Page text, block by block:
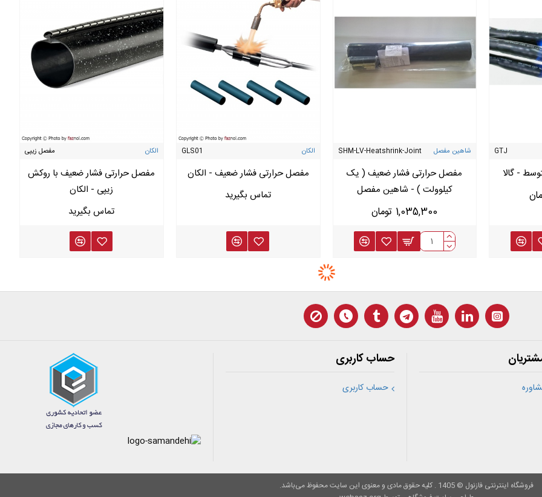
یک مفصل کابل باید به موارد زیر دقت کرد:
سرد، فشاری، رزینی، تبدیلی، روغنی )
فشارضعیف، فشارمتوسط، فشارقوی )
بودن کابل
نیاز با توجه به جنس هادی کابل ها که میتواند دوراهه مسی، دوراهه آلومینیومی، دوراهه بیمتال باشد.
از طریق فروشگاه اینترنتی فازنول با توجه به فیلترهای هوشمند به سادگی اقدام نمایید.
GTJ
- گالا
شاهین مفصل SHM-LV-Heatshrink-Joint
مفصل حرارتی فشار ضعیف ( یک
کیلوولت ) - شاهین مفصل
1,035,300 تومان
الکان GLS01
مفصل حرارتی فشار ضعیف - الکان
الکان مفصل زیپی
مفصل حرارتی فشار ضعیف با روکش
زیپی - الکان
حساب کاربری
حساب کاربری
فروشگاه اینترنتی فازنول © 1405 . کلیه حقوق مادی و معنوی این سایت محفوظ می‌باشد.